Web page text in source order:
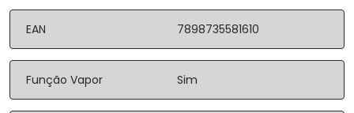
EAN 7898735581610
Função Vapor Sim